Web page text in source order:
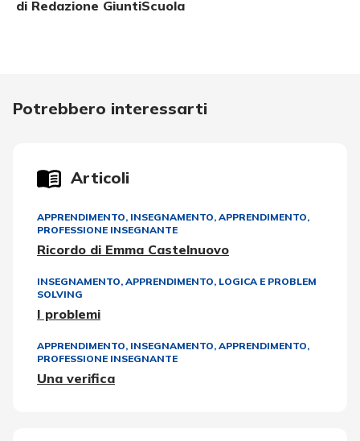
di Redazione GiuntiScuola
Potrebbero interessarti
Articoli
APPRENDIMENTO, INSEGNAMENTO, APPRENDIMENTO,
PROFESSIONE INSEGNANTE
Ricordo di Emma Castelnuovo
INSEGNAMENTO, APPRENDIMENTO, LOGICA E PROBLEM
SOLVING
I problemi
APPRENDIMENTO, INSEGNAMENTO, APPRENDIMENTO,
PROFESSIONE INSEGNANTE
Una verifica